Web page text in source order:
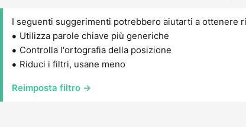
I seguenti suggerimenti potrebbero aiutarti a ottenere
Utilizza parole chiave più generiche
Controlla l'ortografia della posizione
Riduci i filtri, usane meno
Reimposta filtro →